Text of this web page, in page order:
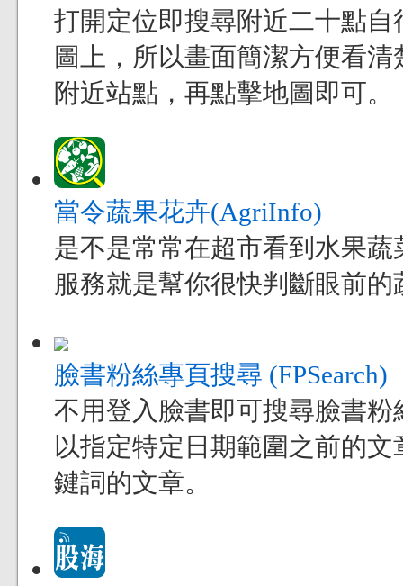
打開定位即搜尋附近二十點
圖上，所以畫面簡潔方便看
附近站點，再點擊地圖即可。
當令蔬果花卉(AgriInfo)
是不是常常在超市看到水果
服務就是幫你很快判斷眼前
臉書粉絲專頁搜尋 (FPSearch)
不用登入臉書即可搜尋臉書
以指定特定日期範圍之前的
鍵詞的文章。